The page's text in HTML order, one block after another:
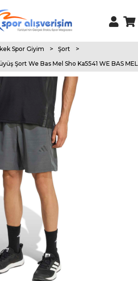
Spor Giyim > Şort
>
Şort We Bas Mel Sho Ka5541 WE BAS